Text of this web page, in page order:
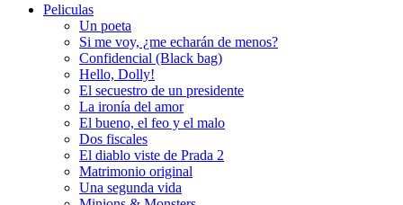
Peliculas
Un poeta
Si me voy, ¿me echarán de menos?
Confidencial (Black bag)
Hello, Dolly!
El secuestro de un presidente
La ironía del amor
El bueno, el feo y el malo
Dos fiscales
El diablo viste de Prada 2
Matrimonio original
Una segunda vida